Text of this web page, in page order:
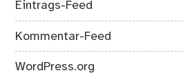
Eintrags-Feed
Kommentar-Feed
WordPress.org